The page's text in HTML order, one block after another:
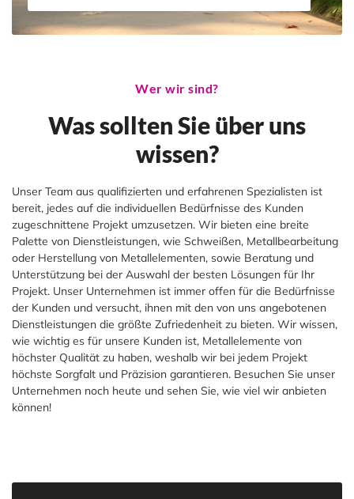
Wer wir sind?
Was sollten Sie über uns
wissen?
Unser Team aus qualifizierten und erfahrenen Spezialisten ist
bereit, jedes auf die individuellen Bedürfnisse des Kunden
zugeschnittene Projekt umzusetzen. Wir bieten eine breite
Palette von Dienstleistungen, wie Schweißen, Metallbearbeitung
oder Herstellung von Metallelementen, sowie Beratung und
Unterstützung bei der Auswahl der besten Lösungen für Ihr
Projekt. Unser Unternehmen ist immer offen für die Bedürfnisse
der Kunden und versucht, ihnen mit den von uns angebotenen
Dienstleistungen die größte Zufriedenheit zu bieten. Wir wissen,
wie wichtig es für unsere Kunden ist, Metallelemente von
höchster Qualität zu haben, weshalb wir bei jedem Projekt
höchste Sorgfalt und Präzision garantieren. Besuchen Sie unser
Unternehmen noch heute und sehen Sie, wie viel wir anbieten
können!